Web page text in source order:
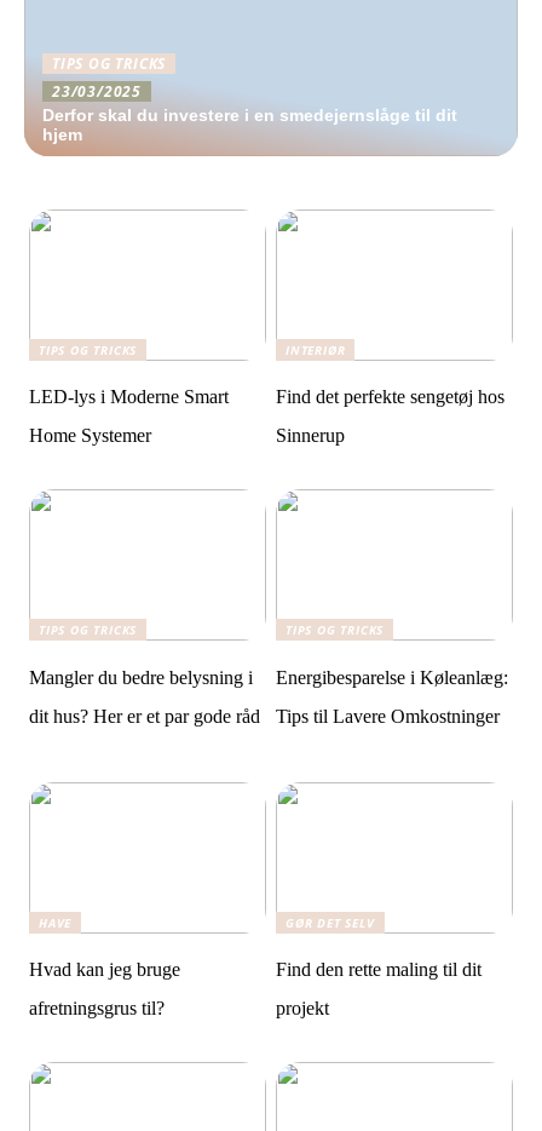
TIPS OG TRICKS
23/03/2025
Derfor skal du investere i en smedejernslåge til dit
hjem
TIPS OG TRICKS
LED-lys i Moderne Smart
Home Systemer
INTERIØR
Find det perfekte sengetøj hos
Sinnerup
TIPS OG TRICKS
Mangler du bedre belysning i
dit hus? Her er et par gode råd
TIPS OG TRICKS
Energibesparelse i Køleanlæg:
Tips til Lavere Omkostninger
HAVE
Hvad kan jeg bruge
afretningsgrus til?
GØR DET SELV
Find den rette maling til dit
projekt